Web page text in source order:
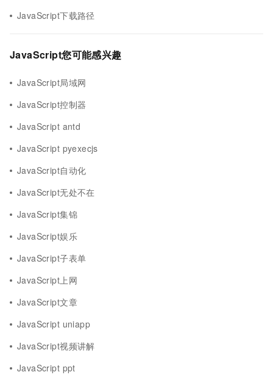
JavaScript下载路径
JavaScript您可能感兴趣
JavaScript局域网
JavaScript控制器
JavaScript antd
JavaScript pyexecjs
JavaScript自动化
JavaScript无处不在
JavaScript集锦
JavaScript娱乐
JavaScript子表单
JavaScript上网
JavaScript文章
JavaScript uniapp
JavaScript视频讲解
JavaScript ppt